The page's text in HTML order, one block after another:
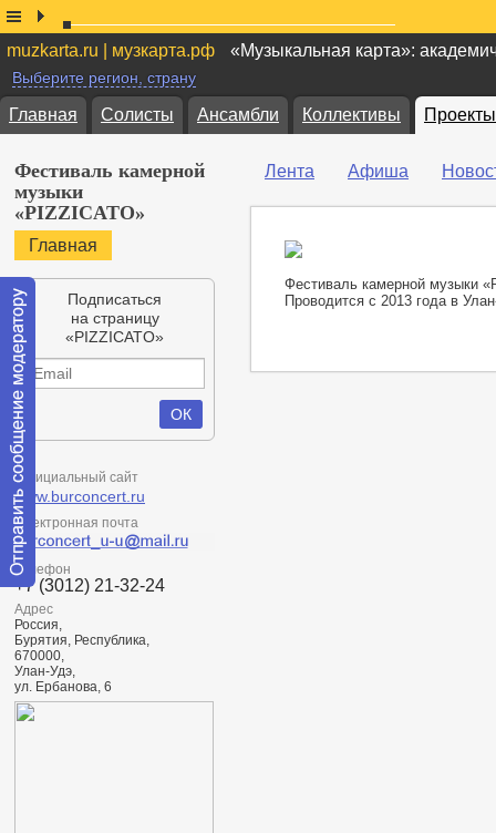
muzkarta.ru | музкарта.рф «Музыкальная карта»:
Выберите регион, страну
Главная Солисты Ансамбли Коллективы Проекты
Фестиваль камерной
музыки
«PIZZICATO»
Главная
Подписаться
на страницу
«PIZZICATO»
Официальный сайт
www.burconcert.ru
Электронная почта
Телефон
+7 (3012) 21-32-24
Адрес
Россия,
Бурятия, Республика,
670000,
Улан-Удэ,
ул. Ербанова, 6
Лента Афиша
Фестиваль камерной музыки
Проводится с 2013 года в
Отправить
сообщение
модератору